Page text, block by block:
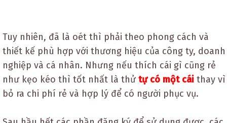
Tuy nhiên, đã là oét thì phải theo phong cách và
thiết kế phù hợp với thương hiệu của công ty, doanh
nghiệp và cá nhân. Nhưng nếu thích cái gì cũng rẻ
như kẹo kéo thì tốt nhất là thử tự có một cái thay vì
bỏ ra chi phí rẻ và hợp lý để có người phục vụ.